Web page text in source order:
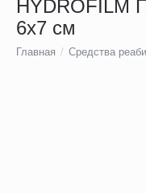
HYDROFILM
6х7 см
Главная / Средства